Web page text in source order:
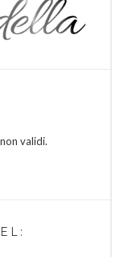
validi.